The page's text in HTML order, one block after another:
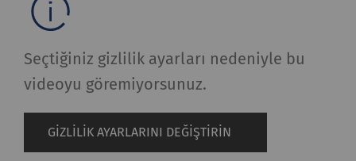
Seçtiğiniz gizlilik ayarları nedeniyle bu
videoyu göremiyorsunuz.
GIZLILIK AYARLARINI DEĞIŞTIRIN